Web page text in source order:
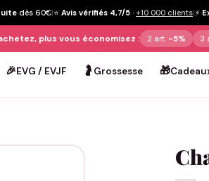
dès 60€|⭐ Avis vérifiés 4,7/5 · +10 000 clients|⚡
plus vous économisez : 2 art. -5% 3
🎉EVG / EVJF 🤰 Grossesse 🎁